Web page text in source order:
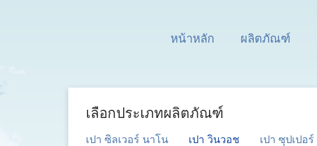
หน้าหลัก ผลิตภัณฑ์
เลือกประเภทผลิตภัณฑ์
เปา ซิลเวอร์ นาโน เปา วินวอช เปา ซุปเปอร์